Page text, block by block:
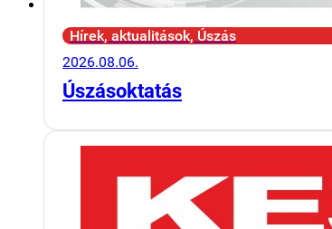
Hírek, aktualitások, Úszás
2026.08.06.
Úszásoktatás